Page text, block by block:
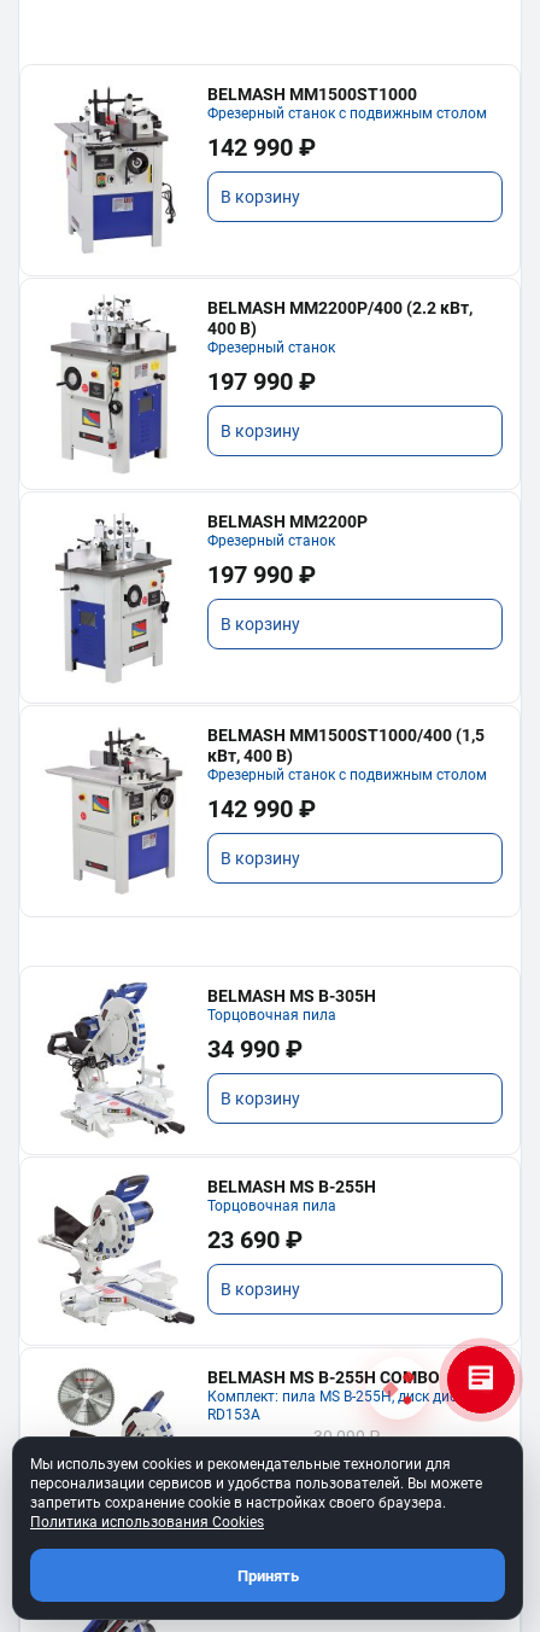
BELMASH MM1500ST1000
Фрезерный станок с подвижным столом
142 990 ₽
В корзину
BELMASH MM2200P/400 (2.2 кВт,
400 В)
Фрезерный станок
197 990 ₽
В корзину
BELMASH MM2200P
Фрезерный станок
197 990 ₽
В корзину
BELMASH MM1500ST1000/400 (1,5
кВт, 400 В)
Фрезерный станок с подвижным столом
142 990 ₽
В корзину
BELMASH MS B-305H
Торцовочная пила
34 990 ₽
В корзину
BELMASH MS B-255H
Торцовочная пила
23 690 ₽
В корзину
BELMASH MS B-255H COMBO
Комплект: пила MS B-255H, диск диск
RD153A
30 090 ₽
Экономия: 3 009 ₽
В корзину
BELMASH MS U-305H
Мы используем cookies и рекомендательные технологии для
персонализации сервисов и удобства пользователей. Вы можете
запретить сохранение cookie в настройках своего браузера.
Политика использования Cookies
Принять